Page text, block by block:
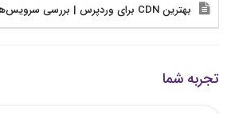
بهترین CDN برای وردپرس | بررسی سرویس‌ها و راهنمای تنظیمات
تجربه شما